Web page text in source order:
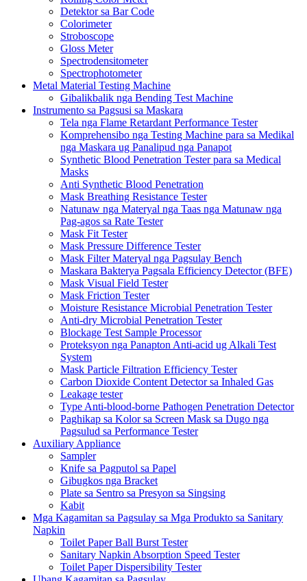
Detektor sa Bar Code
Colorimeter
Stroboscope
Gloss Meter
Spectrodensitometer
Spectrophotometer
Metal Material Testing Machine
Gibalikbalik nga Bending Test Machine
Instrumento sa Pagsusi sa Maskara
Tela nga Flame Retardant Performance Tester
Komprehensibo nga Testing Machine para sa Medikal
nga Maskara ug Panalipud nga Panapot
Synthetic Blood Penetration Tester para sa Medical
Masks
Anti Synthetic Blood Penetration
Mask Breathing Resistance Tester
Natunaw nga Materyal nga Taas nga Matunaw nga
Pag-agos sa Rate Tester
Mask Fit Tester
Mask Pressure Difference Tester
Mask Filter Materyal nga Pagsulay Bench
Maskara Bakterya Pagsala Efficiency Detector (BFE)
Mask Visual Field Tester
Mask Friction Tester
Moisture Resistance Microbial Penetration Tester
Anti-dry Microbial Penetration Tester
Blockage Test Sample Processor
Proteksyon nga Panapton Anti-acid ug Alkali Test
System
Mask Particle Filtration Efficiency Tester
Carbon Dioxide Content Detector sa Inhaled Gas
Leakage tester
Type Anti-blood-borne Pathogen Penetration Detector
Paghikap sa Kolor sa Screen Mask sa Dugo nga
Pagsulud sa Performance Tester
Auxiliary Appliance
Sampler
Knife sa Pagputol sa Papel
Gibugkos nga Bracket
Plate sa Sentro sa Presyon sa Singsing
Kabit
Mga Kagamitan sa Pagsulay sa Mga Produkto sa Sanitary
Napkin
Toilet Paper Ball Burst Tester
Sanitary Napkin Absorption Speed ​​Tester
Toilet Paper Dispersibility Tester